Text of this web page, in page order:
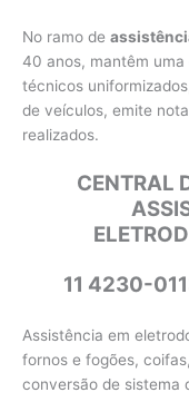
No ramo de
40 anos, mantêm
técnicos
de veículos, emite
realizados.
CENTRAL
11 4230-
Assistência em
fornos e fogões,
conversão de sistema